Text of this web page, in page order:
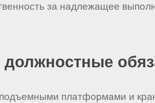
за надлежащее
должностные
подъемными платформами и